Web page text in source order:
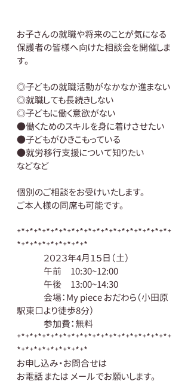
お子さんの就職や将来のことが気になる
保護者の皆様へ向けた相談会を開催しま
す。
◎子どもの就職活動がなかなか進まない
◎就職しても長続きしない
◎子どもに働く意欲がない
●働くためのスキルを身に着けさせたい
●子どもがひきこもっている
●就労移行支援について知りたい
などなど
個別のご相談をお受けいたします。
ご本人様の同席も可能です。
⁺*⁺*⁺*⁺*⁺*⁺*⁺*⁺*⁺*⁺*⁺*⁺*⁺*⁺*⁺*⁺*⁺*⁺*⁺
*⁺*⁺*⁺*⁺*⁺*⁺*⁺*⁺*
２０２３年4月１５日（土）
午前　10:30~12:00
午後　13:00~14:30
会場：My piece おだわら（小田原
駅東口より徒歩8分）
参加費：無料
⁺*⁺*⁺*⁺*⁺*⁺*⁺*⁺*⁺*⁺*⁺*⁺*⁺*⁺*⁺*⁺*⁺*⁺*⁺
*⁺*⁺*⁺*⁺*⁺*⁺*⁺*⁺*
お申し込み・お問合せは
お電話 または メールでお願いします。